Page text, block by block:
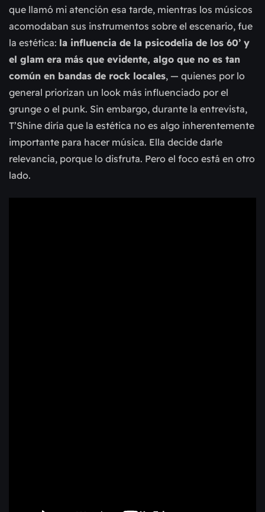
que llamó mi atención esa tarde, mientras los músicos
acomodaban sus instrumentos sobre el escenario, fue
la estética: la influencia de la psicodelia de los 60’ y
el glam era más que evidente, algo que no es tan
común en bandas de rock locales, — quienes por lo
general priorizan un look más influenciado por el
grunge o el punk. Sin embargo, durante la entrevista,
T’Shine diría que la estética no es algo inherentemente
importante para hacer música. Ella decide darle
relevancia, porque lo disfruta. Pero el foco está en otro
lado.